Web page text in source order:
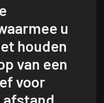
u
houden
van een
voor